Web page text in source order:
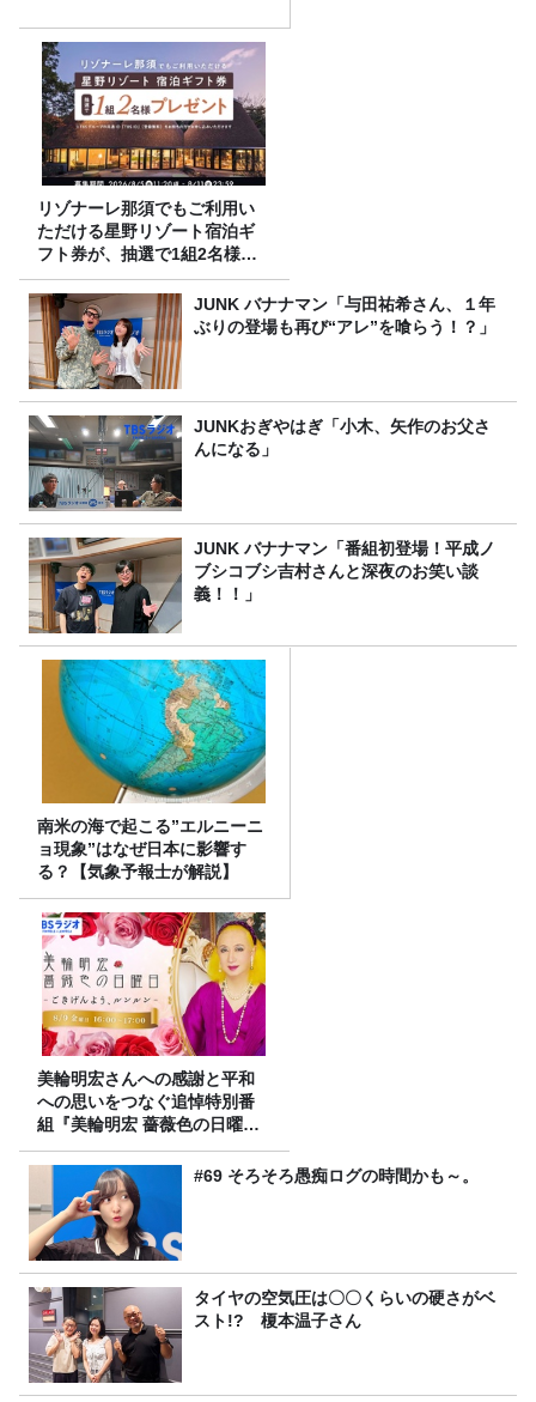
リゾナーレ那須でもご利用い
ただける星野リゾート宿泊ギ
フト券が、抽選で1組2名様に
プレゼント！
JUNK バナナマン「与田祐希さん、１年
ぶりの登場も再び“アレ”を喰らう！？」
JUNKおぎやはぎ「小木、矢作のお父さ
んになる」
JUNK バナナマン「番組初登場！平成ノ
ブシコブシ吉村さんと深夜のお笑い談
義！！」
南米の海で起こる”エルニーニ
ョ現象”はなぜ日本に影響す
る？【気象予報士が解説】
美輪明宏さんへの感謝と平和
への思いをつなぐ追悼特別番
組『美輪明宏 薔薇色の日曜日
～ごきげんよう、ルンルン
～』8/9（日）16時放送#69 そろそろ愚痴ログの時間かも～。
タイヤの空気圧は〇〇くらいの硬さがベ
スト!? 榎本温子さん